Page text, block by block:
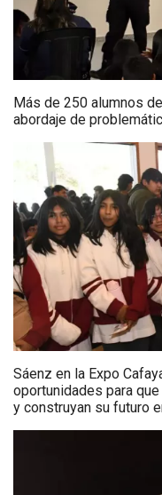
Más de 250 alumnos
abordaje de
Sáenz en la Expo
oportunidades para
y construyan su futuro